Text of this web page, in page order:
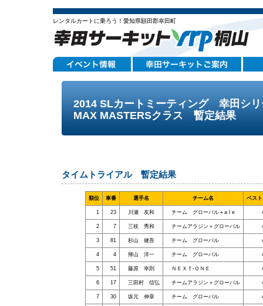
レンタルカートに乗ろう！愛知県額田郡幸田町
2014 SLカートミーティング 幸田シ
MAX MASTERSクラス 暫定結果
タイムトライアル 暫定結果
順位 車番 選手名 チーム名 ベス
1 23 川瀬 友和 チーム グローバル＋a l e
2 7 三枝 秀和 チームアラジン＋グローバル
3 81 杉山 健吾 チーム グローバル
4 4 帰山 洋一 チーム グローバル
5 51 藤原 幸則 ＮＥＸＴ-ＯＮＥ
6 17 三田村 信弘 チームアラジン＋グローバル
7 30 坂元 伸章 チーム グローバル